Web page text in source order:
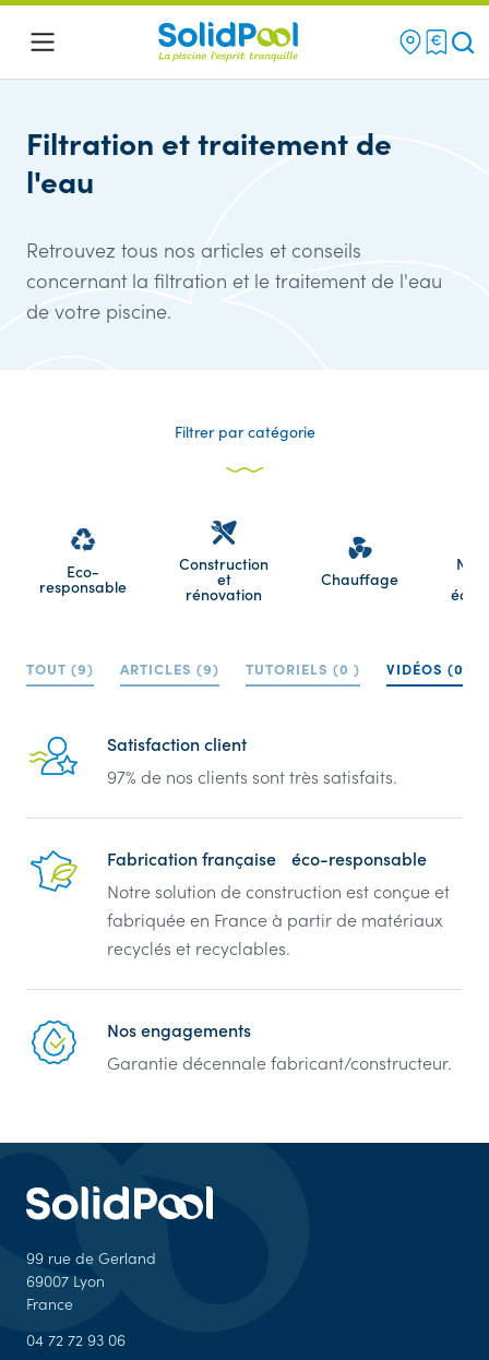
Menu
Filtration et traitement de
l'eau
Retrouvez tous nos articles et conseils
concernant la filtration et le traitement de l'eau
de votre piscine.
Filtrer par catégorie
Eco-
responsable
Construction
et
rénovation
Chauffage
TOUT (9) ARTICLES (9) TUTORIELS (0 ) VIDÉOS (0 )
Reassurance
Satisfaction client
97% de nos clients sont très satisfaits.
Fabrication française éco-responsable
Notre solution de construction est conçue et
fabriquée en France à partir de matériaux
recyclés et recyclables.
Nos engagements
Garantie décennale fabricant/constructeur.
99 rue de Gerland
69007 Lyon
France
04 72 72 93 06